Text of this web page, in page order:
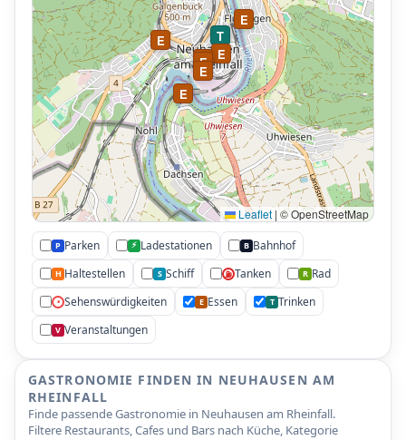
T
E
E
E
E
E
E
E
Leaflet | © OpenStreetMap
P Parken ⚡ Ladestationen B Bahnhof
H Haltestellen S Schiff ⛽ Tanken R Rad
• Sehenswürdigkeiten E Essen T Trinken
V Veranstaltungen
GASTRONOMIE FINDEN IN NEUHAUSEN AM
RHEINFALL
Finde passende Gastronomie in Neuhausen am Rheinfall.
Filtere Restaurants, Cafes und Bars nach Küche, Kategorie